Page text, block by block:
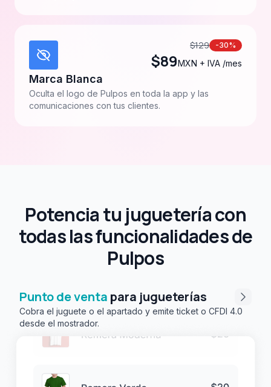
$129 -30%
$89MXN + IVA /mes
Marca Blanca
Oculta el logo de Pulpos en toda la app y las
comunicaciones con tus clientes.
Potencia tu juguetería con
todas las funcionalidades de
Pulpos
Punto de venta para jugueterías
Cobra el juguete o el apartado y emite ticket o CFDI 4.0
desde el mostrador.